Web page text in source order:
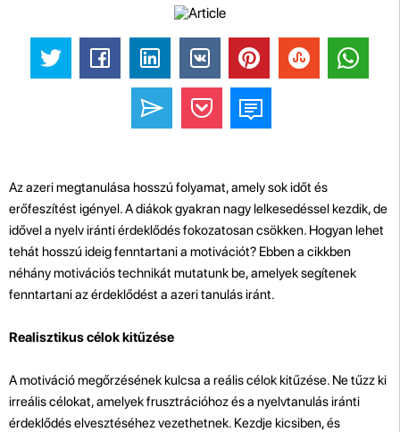
Az azeri megtanulása hosszú folyamat, amely sok időt és
erőfeszítést igényel. A diákok gyakran nagy lelkesedéssel kezdik, de
idővel a nyelv iránti érdeklődés fokozatosan csökken. Hogyan lehet
tehát hosszú ideig fenntartani a motivációt? Ebben a cikkben
néhány motivációs technikát mutatunk be, amelyek segítenek
fenntartani az érdeklődést a azeri tanulás iránt.
Realisztikus célok kitűzése
A motiváció megőrzésének kulcsa a reális célok kitűzése. Ne tűzz ki
irreális célokat, amelyek frusztrációhoz és a nyelvtanulás iránti
érdeklődés elvesztéséhez vezethetnek. Kezdje kicsiben, és